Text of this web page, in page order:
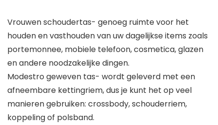
Vrouwen schoudertas- genoeg ruimte voor het
houden en vasthouden van uw dagelijkse items zoals
portemonnee, mobiele telefoon, cosmetica, glazen
en andere noodzakelijke dingen.
Modestro geweven tas- wordt geleverd met een
afneembare kettingriem, dus je kunt het op veel
manieren gebruiken: crossbody, schouderriem,
koppeling of polsband.